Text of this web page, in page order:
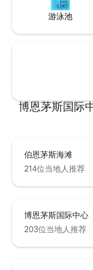
游泳池
博恩茅斯国际
伯恩茅斯海滩
214位当地人推荐
博恩茅斯国际中心
203位当地人推荐